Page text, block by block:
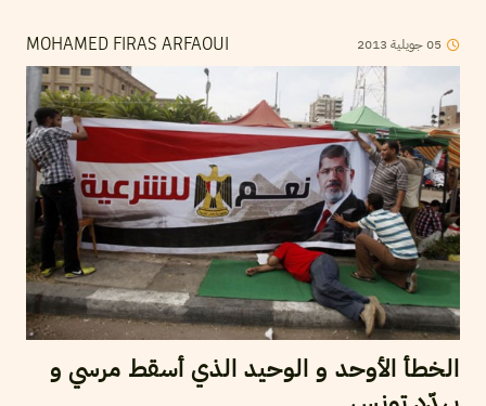
MOHAMED FIRAS ARFAOUI 05جويلية 2013
الخطأ الأوحد و الوحيد الذي أسقط مرسي و